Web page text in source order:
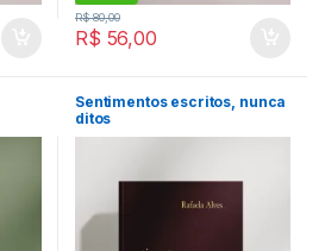
R$ 56,00
R$80,00
Sentimentos escritos, nunca
ditos